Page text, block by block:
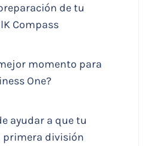
de tu
Compass
momento para
One?
ayudar a que tu
primera división